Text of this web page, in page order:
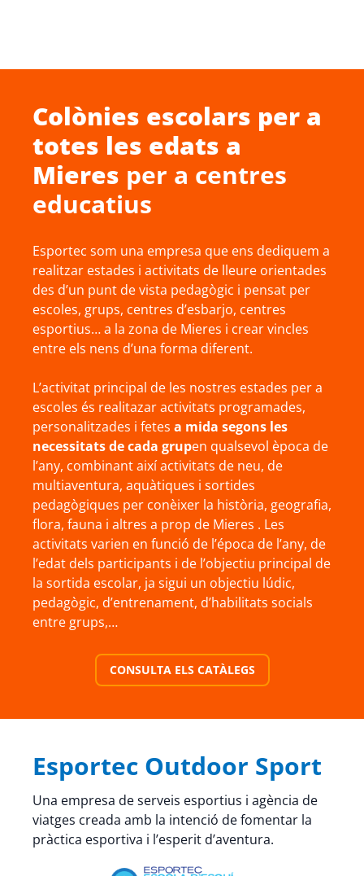
Colònies escolars per a
totes les edats a
Mieres per a centres
educatius
Esportec som una empresa que ens dediquem a
realitzar estades i activitats de lleure orientades
des d’un punt de vista pedagògic i pensat per
escoles, grups, centres d’esbarjo, centres
esportius… a la zona de Mieres i crear vincles
entre els nens d’una forma diferent.
L’activitat principal de les nostres estades per a
escoles és realitazar activitats programades,
personalitzades i fetes a mida segons les
necessitats de cada grupen qualsevol època de
l’any, combinant així activitats de neu, de
multiaventura, aquàtiques i sortides
pedagògiques per conèixer la història, geografia,
flora, fauna i altres a prop de Mieres . Les
activitats varien en funció de l’época de l’any, de
l’edat dels participants i de l’objectiu principal de
la sortida escolar, ja sigui un objectiu lúdic,
pedagògic, d’entrenament, d’habilitats socials
entre grups,…
CONSULTA ELS CATÀLEGS
Esportec Outdoor Sport
Una empresa de serveis esportius i agència de
viatges creada amb la intenció de fomentar la
pràctica esportiva i l’esperit d’aventura.